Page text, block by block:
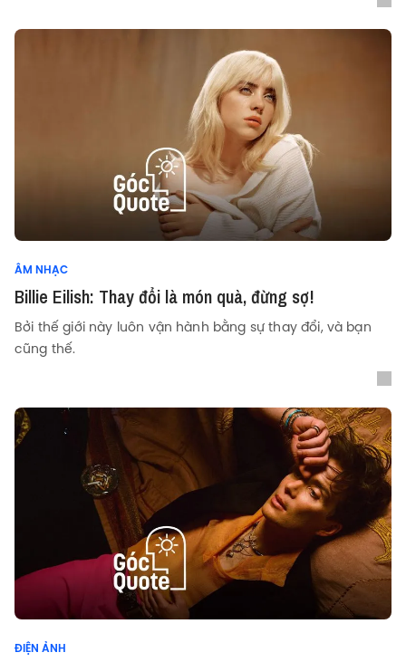
ÂM NHẠC
Billie Eilish: Thay đổi là món quà, đừng sợ!
Bởi thế giới này luôn vận hành bằng sự thay đổi, và bạn
cũng thế.
ĐIỆN ẢNH